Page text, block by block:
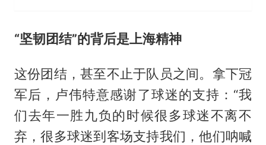
“坚韧团结”的背后是上海精神
这份团结，甚至不止于队员之间。拿下冠
军后，卢伟特意感谢了球迷的支持：“我
们去年一胜九负的时候很多球迷不离不
弃，很多球迷到客场支持我们，他们呐喊